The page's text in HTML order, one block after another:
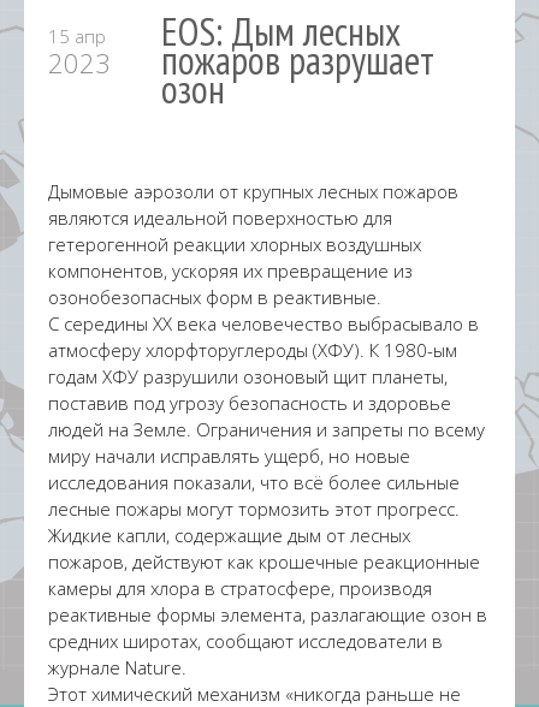
15 апр
2023
EOS: Дым лесных
пожаров разрушает
озон
Дымовые аэрозоли от крупных лесных пожаров
являются идеальной поверхностью для
гетерогенной реакции хлорных воздушных
компонентов, ускоряя их превращение из
озонобезопасных форм в реактивные.
С середины ХХ века человечество выбрасывало в
атмосферу хлорфторуглероды (ХФУ). К 1980-ым
годам ХФУ разрушили озоновый щит планеты,
поставив под угрозу безопасность и здоровье
людей на Земле. Ограничения и запреты по всему
миру начали исправлять ущерб, но новые
исследования показали, что всё более сильные
лесные пожары могут тормозить этот прогресс.
Жидкие капли, содержащие дым от лесных
пожаров, действуют как крошечные реакционные
камеры для хлора в стратосфере, производя
реактивные формы элемента, разлагающие озон в
средних широтах, сообщают исследователи в
журнале Nature.
Этот химический механизм «никогда раньше не